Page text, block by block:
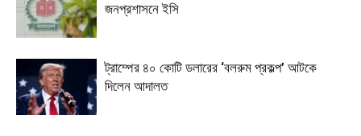
জনপ্রশাসনে ইসি
ট্রাম্পের ৪০ কোটি ডলারের ‘বলরুম প্রকল্প’ আটকে
দিলেন আদালত